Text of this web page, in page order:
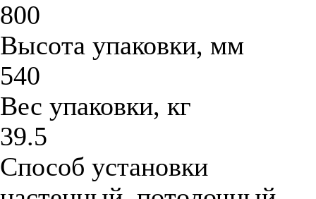
800
Высота упаковки, мм
540
Вес упаковки, кг
39.5
Способ установки